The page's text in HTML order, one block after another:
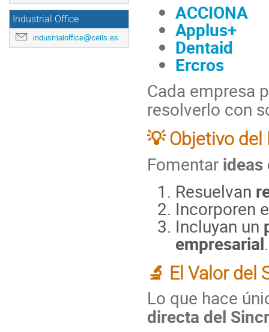
Industrial Office
industrialoffice@cells.es
ACCIONA
Applus+
Dentaid
Ercros
Cada empresa
resolverlo con
💡 Objetivo del
Fomentar ideas
Resuelvan
Incorporen
Incluyan un
empresarial.
🔬 El Valor del
Lo que hace
directa del